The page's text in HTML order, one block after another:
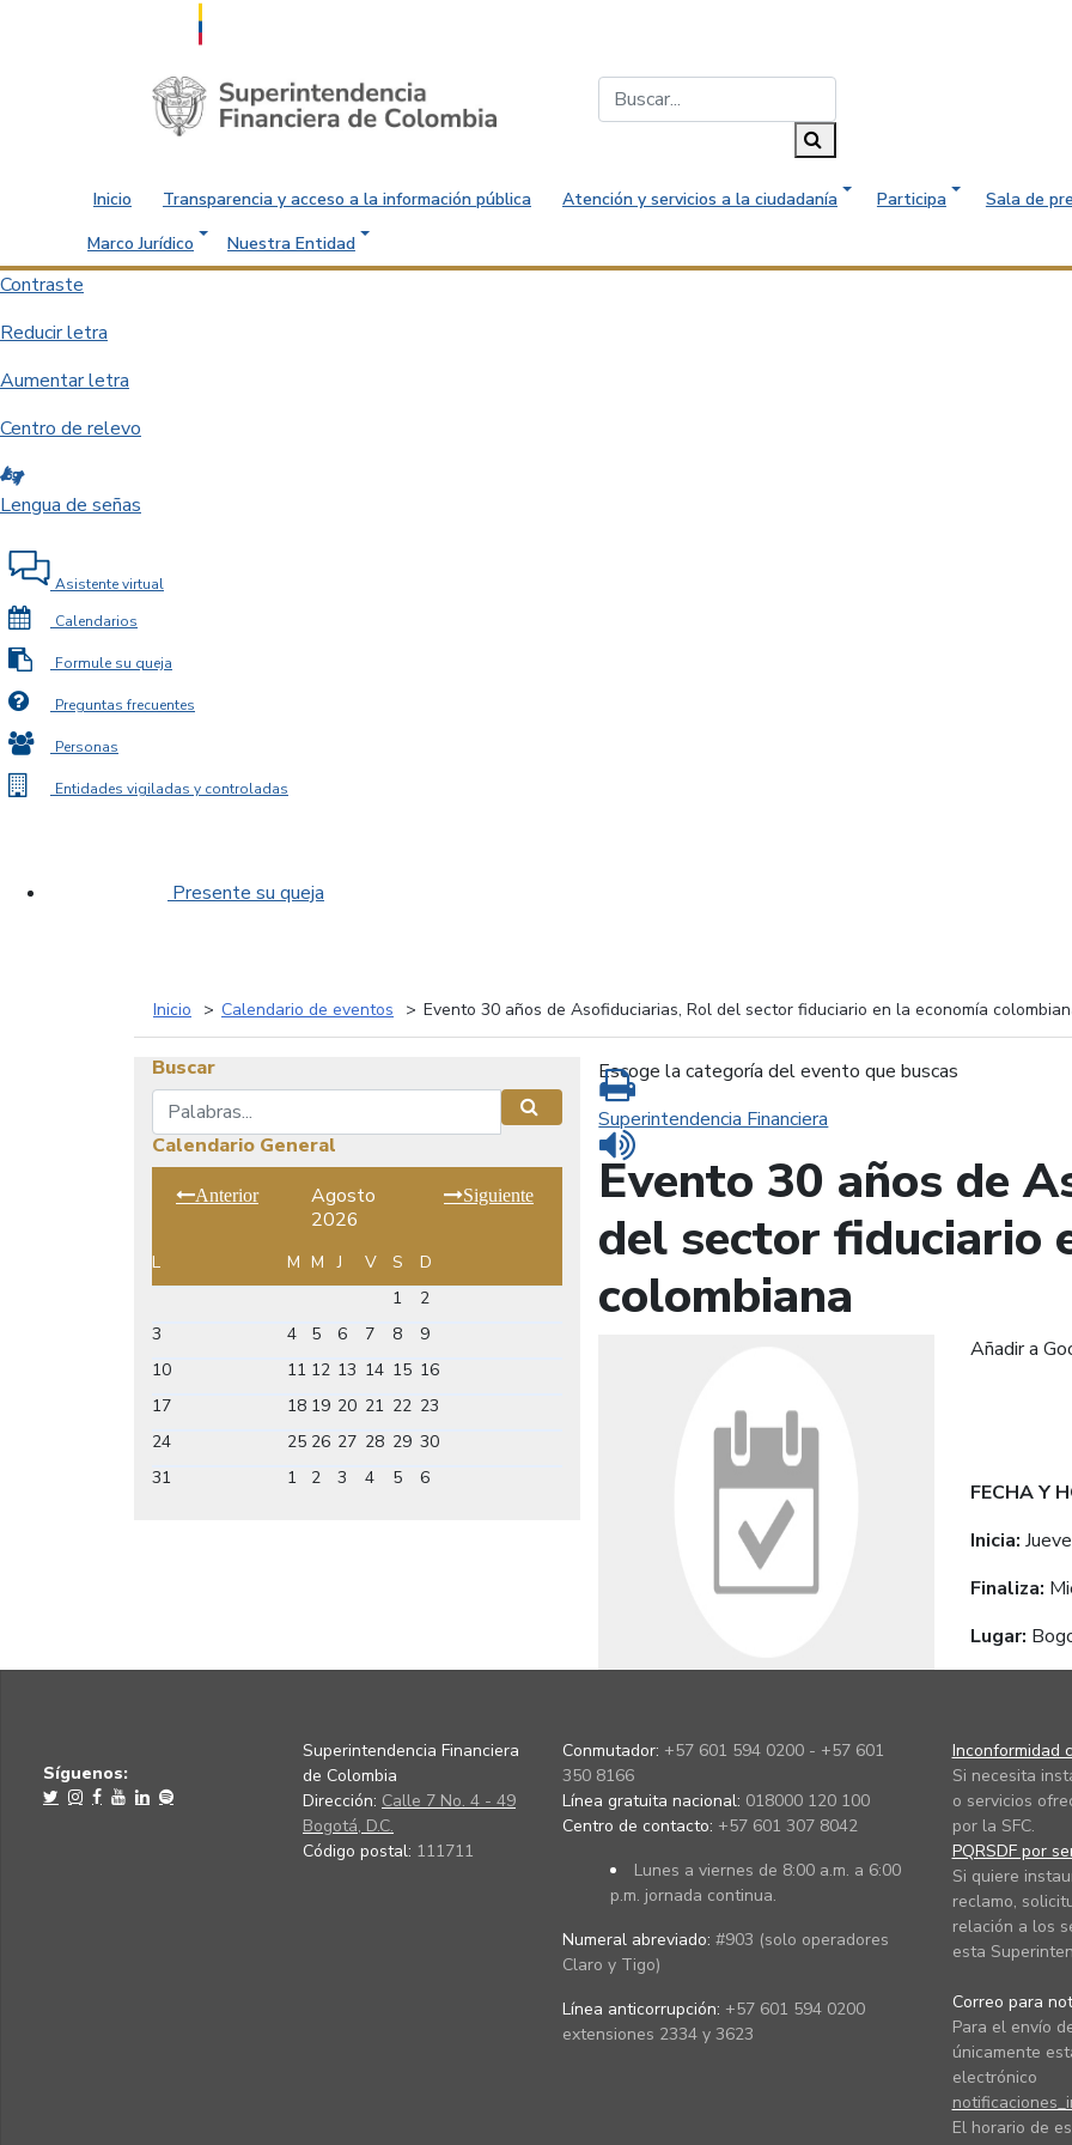
Saltar al contenido principal
Inicio Transparencia y acceso a la información pública Atención y servicios a la ciudadanía Participa
Sala de
Marco Jurídico
Nuestra Entidad
Contraste
Reducir letra
Aumentar letra
Centro de relevo
Lengua de señas
Asistente virtual
Calendarios
Formule su queja
Preguntas frecuentes
Personas
Entidades vigiladas y controladas
Presente su queja
Inicio Calendario de eventos Evento 30 años de Asofiduciarias, Rol del sector fiduciario en la economía
Buscar
Buscar
Calendario General
Anterior
Agosto
2026
Siguiente
L M M J V S
D
1
2
3
4 5 6 7 8
9
10
11 12 13 14 15 16
17
18 19 20 21 22 23
24
25 26 27 28 29 30
31
1 2 3 4 5 6
Escoge la categoría del evento que buscas
Superintendencia Financiera
Evento 30 años de
del sector fiduciario
colombiana
Añadir a
FECHA Y
Inicia:
Finaliza:
Lugar:
Imprimir
Síguenos:
Superintendencia Financiera
de Colombia
Dirección: Calle 7 No. 4 - 49
Bogotá, D.C.
Código postal: 111711
Conmutador: +57 601 594 0200 - +57 601
350 8166
Línea gratuita nacional: 018000 120 100
Centro de contacto: +57 601 307 8042
Lunes a viernes de 8:00 a.m. a 6:00
p.m. jornada continua.
Numeral abreviado: #903 (solo operadores
Claro y Tigo)
Línea anticorrupción: +57 601 594 0200
extensiones 2334 y 3623
Inconformidad
Si necesita
o servicios
por la SFC.
PQRSDF por
Si quiere
reclamo,
relación a los
esta
Correo para
Para el envío
únicamente
electrónico
El horario de